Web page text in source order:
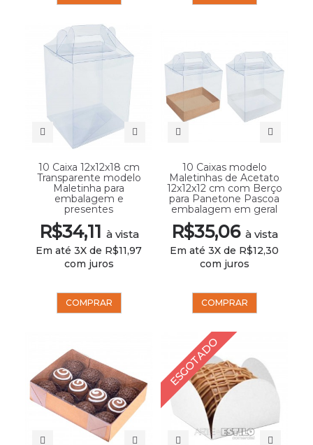
10 Caixa 12x12x18 cm
Transparente modelo
Maletinha para
embalagem e
presentes
R$34,11 à vista
Em até 3X de R$11,97
com juros
COMPRAR
10 Caixas modelo
Maletinhas de Acetato
12x12x12 cm com Berço
para Panetone Pascoa
embalagem em geral
R$35,06 à vista
Em até 3X de R$12,30
com juros
COMPRAR
ESGOTADO